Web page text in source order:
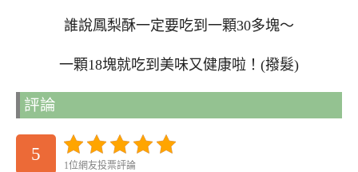
誰說鳳梨酥一定要吃到一顆30多塊～
一顆18塊就吃到美味又健康啦！(撥髮)
評論
5
1位網友投票評論